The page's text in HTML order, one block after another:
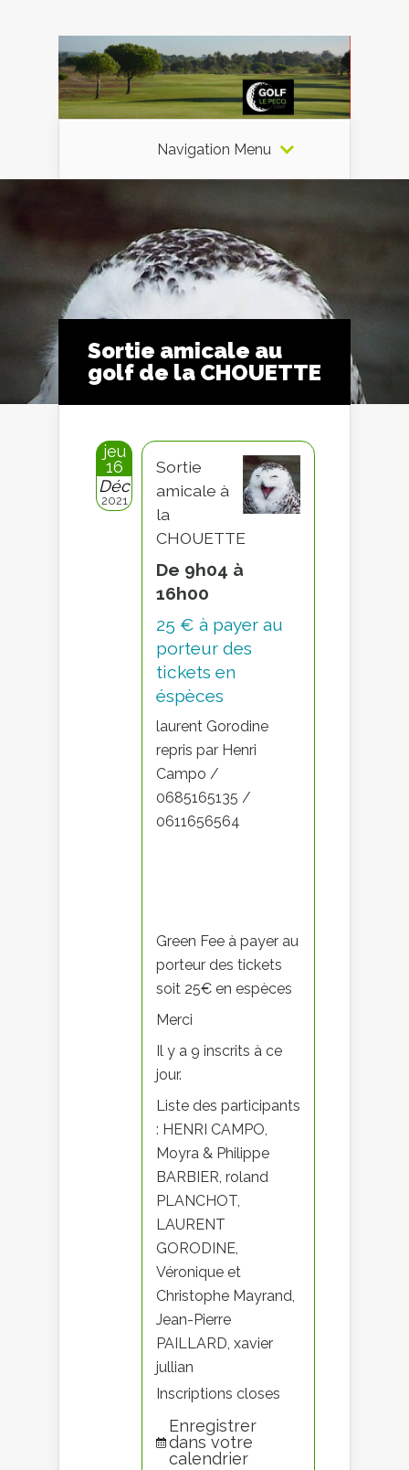
Navigation Menu
Sortie amicale au
golf de la CHOUETTE
jeu
16
Déc
2021
Sortie
amicale à
la
CHOUETTE
De 9h04 à
16h00
25 € à payer au
porteur des
tickets en
éspèces
laurent Gorodine
repris par Henri
Campo /
0685165135 /
0611656564
Green Fee à payer au
porteur des tickets
soit 25€ en espèces
Merci
Il y a 9 inscrits à ce
jour.
Liste des participants
: HENRI CAMPO,
Moyra & Philippe
BARBIER, roland
PLANCHOT,
LAURENT
GORODINE,
Véronique et
Christophe Mayrand,
Jean-Pierre
PAILLARD, xavier
jullian
Inscriptions closes
Enregistrer
dans votre
calendrier